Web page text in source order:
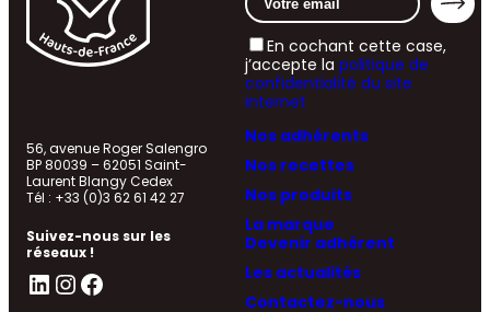
Nos adhérents
Nos recettes
Nos produits
La marque
Devenir adhérent
Les actualités
Contactez-nous
56, avenue Roger Salengro
BP 80039 – 62051 Saint-
Laurent Blangy Cedex
Tél : +33 (0)3 62 61 42 27
Suivez-nous sur les
réseaux !
LinkedIn InstagramFacebook
En cochant cette case,
j’accepte la politique de
confidentialité du site
internet